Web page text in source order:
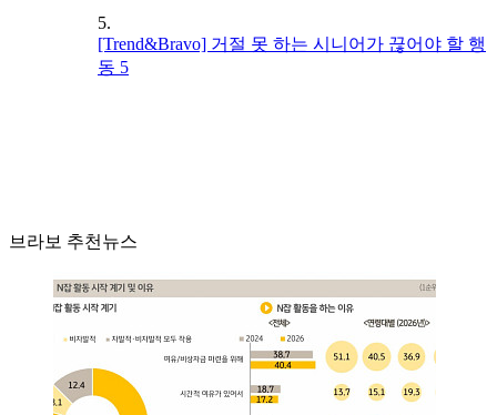
5.
[Trend&Bravo] 거절 못 하는 시니어가 끊어야 할 행
동 5
브라보 추천뉴스